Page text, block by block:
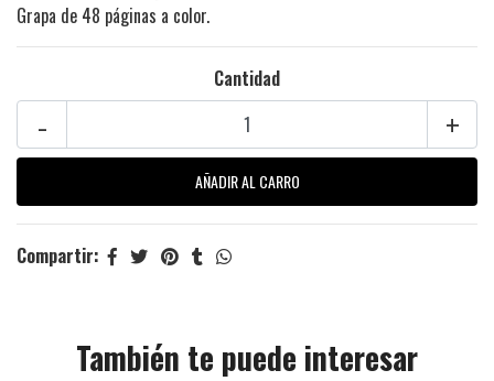
Grapa de 48 páginas a color.
Cantidad
+
-
Compartir:
También te puede interesar